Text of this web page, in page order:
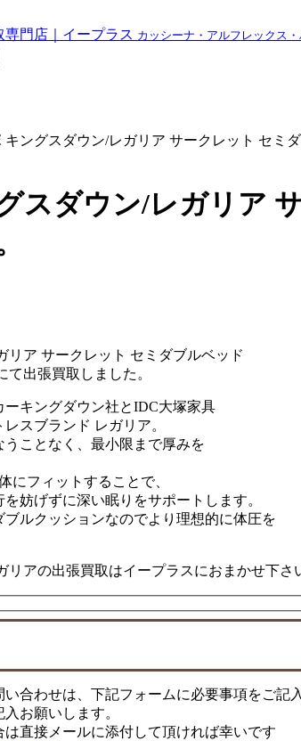
門店｜イープラス カッシーナ・アルフレックス
キングスダウン/レガリア サークレット セミ
スダウン/レガリア
リア サークレット セミダブルベッド
出張買取しました。
キングダウン社とIDC大塚家具
スブランド レガリア。
ことなく、最小限まで厚みを
にフィットすることで、
妨げずに深い眠りをサポートします。
ルクッションなのでより理想的に体圧を
アの出張買取はイープラスにおまかせ下さ
合わせは、下記フォームに必要事項をご記
お願いします。
直接メールに添付して頂ければ幸いです